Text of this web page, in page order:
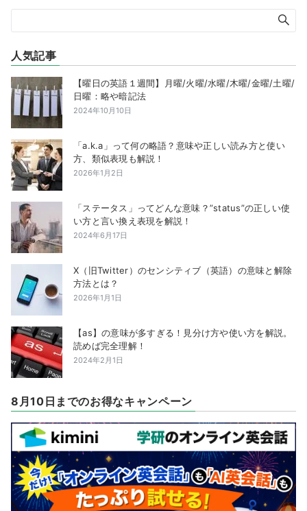
人気記事
【曜日の英語１週間】月曜/火曜/水曜/木曜/金曜/土曜/
日曜：略や暗記法
2024年10月10日
「a.k.a」って何の略語？意味や正しい読み方と使い
方、類似表現も解説！
2026年1月2日
「ステータス」ってどんな意味？”status”の正しい使
い方と言い換え表現を解説！
2024年6月17日
X（旧Twitter）のセンシティブ（英語）の意味と解除
方法とは？
2026年1月1日
【as】の意味が多すぎる！見分け方や使い方を解説。
読めば完全理解！
2024年2月1日
8月10日までのお得なキャンペーン